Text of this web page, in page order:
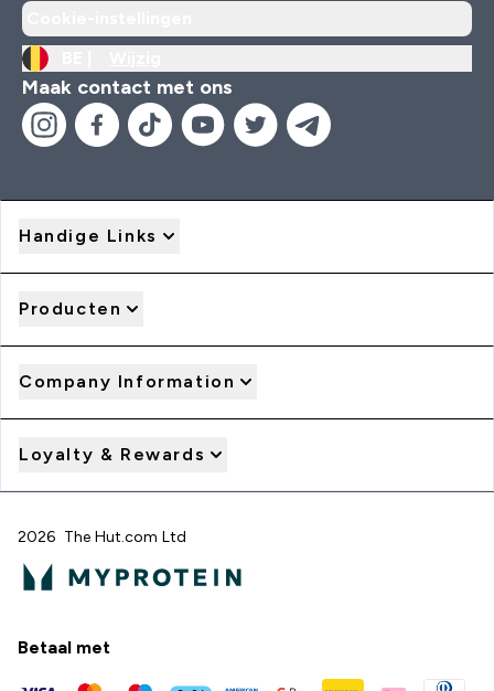
Maak contact met ons
Handige Links
Producten
Company Information
Loyalty & Rewards
2026 The Hut.com Ltd
Betaal met